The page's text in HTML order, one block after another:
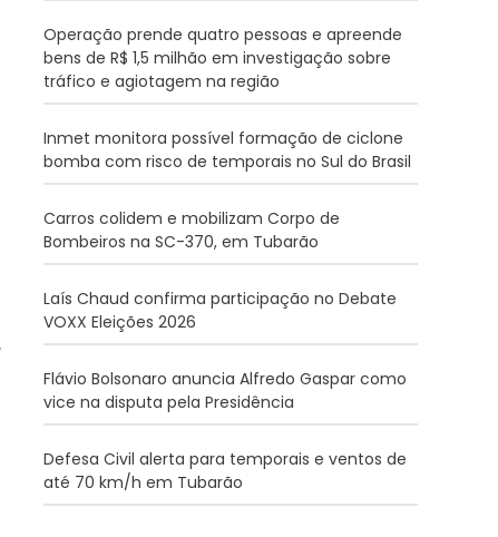
Operação prende quatro pessoas e apreende
bens de R$ 1,5 milhão em investigação sobre
tráfico e agiotagem na região
Inmet monitora possível formação de ciclone
bomba com risco de temporais no Sul do Brasil
Carros colidem e mobilizam Corpo de
Bombeiros na SC-370, em Tubarão
Laís Chaud confirma participação no Debate
VOXX Eleições 2026
Flávio Bolsonaro anuncia Alfredo Gaspar como
vice na disputa pela Presidência
Defesa Civil alerta para temporais e ventos de
até 70 km/h em Tubarão